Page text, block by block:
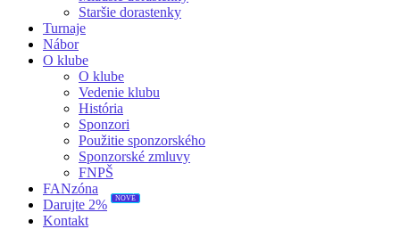
Staršie dorastenky
Turnaje
Nábor
O klube
O klube
Vedenie klubu
História
Sponzori
Použitie sponzorského
Sponzorské zmluvy
FNPŠ
FANzóna
Darujte 2%
NOVÉ
Kontakt